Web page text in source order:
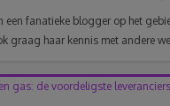
een fanatieke blogger op het
graag haar kennis met andere
gas: de voordeligste leveranciers